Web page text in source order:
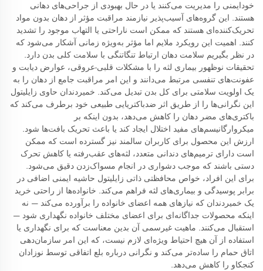
خودایمنی را مدیریت می‌کنند یا در حال بهبودی از جراحی‌های دهانی
هستند. این گروه‌های آسیب‌پذیر نیازمند مراقبت مؤثر از دهان بدون مواد
تحریک‌کننده‌ای هستند که ممکن است ناراحتی یا التهاب موجود را تشدید
کنند. اهمیت این رویکرد ملایم اما مؤثر به‌ویژه زمانی آشکار می‌شود که
در نظر بگیریم سلامت دهان ارتباط تنگاتنگی با سلامت کلی بدن دارد.
تحقیقات نوظهور بیماری لثه را با مشکلات قلبی-عروقی، عوارض دیابت و
عفونت‌های تنفسی مرتبط می‌دانند و این امر مراقبت جامع از دهان را به
یک اولویت سلامتی برای کل بدن تبدیل می‌کند. خمیردندان حاوی زایلیتول
این نگرانی‌ها را از طریق اثر ضدباکتریایی طبیعی خود برطرف می‌کند که
باکتری‌های مضر دهان را کاهش می‌دهد، بدون اینکه بر
میکروارگانیسم‌های مفید اختلال ایجاد کند یا باعث تحریک بافت‌ها شود.
ارزش این محصول برای کاربران سالمند نیز گسترده است که ممکن
است دارای ترمیم‌های دندانی متعدد، لثه‌های عقب‌رفته یا کاهش تحرک
دستی باشند که موجب دشواری در انجام مسواک‌زدن دقیق می‌شود.
برای این افراد، خواص محافظتی ذاتی زایلیتول حاشیه ایمنی اضافی در
برابر پوسیدگی و بیماری‌های لثه فراهم می‌کند. خانواده‌ها از راحتی خرید
یک خمیردندان که نیازهای همه اعضای خانواده را برآورده می‌کند — نه
اینکه محصولات جداگانه‌ای برای اعضای مختلف خانواده نگهداری شود —
استقبال می‌کنند. ماهیت غیرسمی آن بدین معناست که برای نگهداری یا
استفاده از آن هیچ احتیاط ویژه‌ای لازم نیست، که این امر سازمان‌دهی
اتاق حمام را ساده‌تر می‌کند و نگرانی درباره بلع اتفاقی توسط نوزادان
کنجکاو را کاهش می‌دهد.